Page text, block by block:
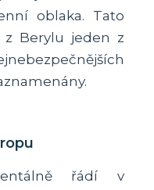
oblaka. Tato
Berylu jeden z
řádí v